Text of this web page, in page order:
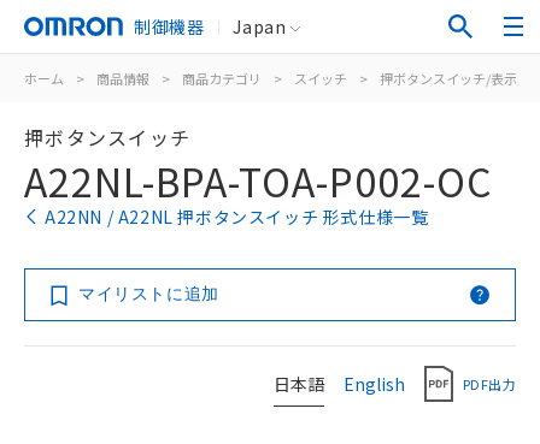
制御機器 Japan
ホーム > 商品情報 > 商品カテゴリ > スイッチ > 押ボタンスイッチ/表示灯
押ボタンスイッチ
A22NL-BPA-TOA-P002-OC
A22NN / A22NL 押ボタンスイッチ 形式仕様一覧
マイリストに追加
日本語 English PDF出力